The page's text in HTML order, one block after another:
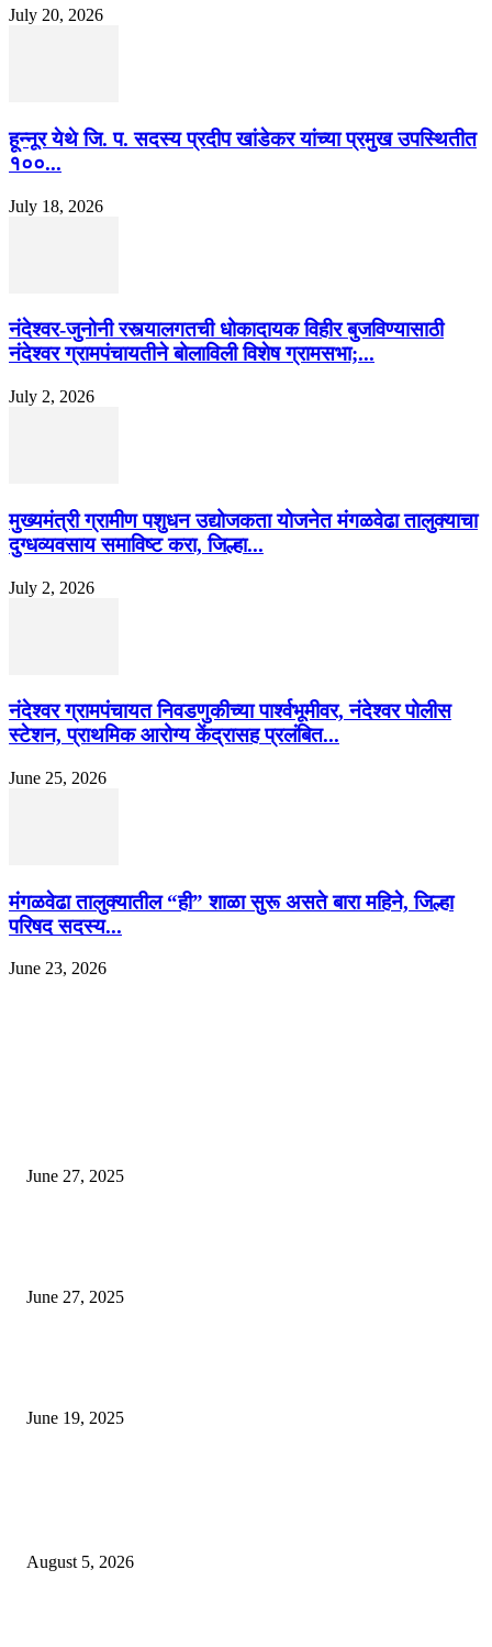
July 20, 2026
हून्नूर येथे जि. प. सदस्य प्रदीप खांडेकर यांच्या प्रमुख उपस्थितीत
१००...
July 18, 2026
नंदेश्वर-जुनोनी रस्त्यालगतची धोकादायक विहीर बुजविण्यासाठी
नंदेश्वर ग्रामपंचायतीने बोलाविली विशेष ग्रामसभा;...
July 2, 2026
मुख्यमंत्री ग्रामीण पशुधन उद्योजकता योजनेत मंगळवेढा तालुक्याचा
दुग्धव्यवसाय समाविष्ट करा, जिल्हा...
July 2, 2026
नंदेश्वर ग्रामपंचायत निवडणुकीच्या पार्श्वभूमीवर, नंदेश्वर पोलीस
स्टेशन, प्राथमिक आरोग्य केंद्रासह प्रलंबित...
June 25, 2026
मंगळवेढा तालुक्यातील “ही” शाळा सुरू असते बारा महिने, जिल्हा
परिषद सदस्य...
June 23, 2026
June 27, 2025
June 27, 2025
June 19, 2025
August 5, 2026